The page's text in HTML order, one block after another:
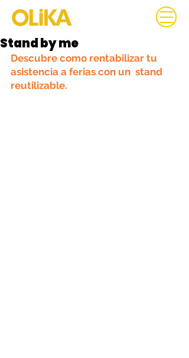
Stand by me
Descubre como rentabilizar tu
asistencia a ferias con un  stand
reutilizable.